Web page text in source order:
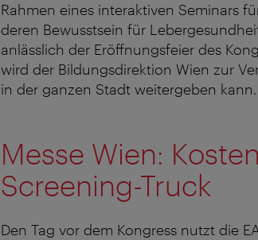
Rahmen eines interaktiven Seminars
deren Bewusstsein für
anlässlich der Eröffnungsfeier des
wird der Bildungsdirektion Wien zur
in der ganzen Stadt weitergeben kann.
Messe Wien:
Screening-Truck
Den Tag vor dem Kongress nutzt die